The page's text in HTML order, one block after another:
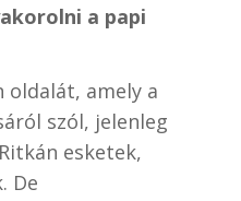
a papi
oldalát, amely a
szól, jelenleg
esketek,
De